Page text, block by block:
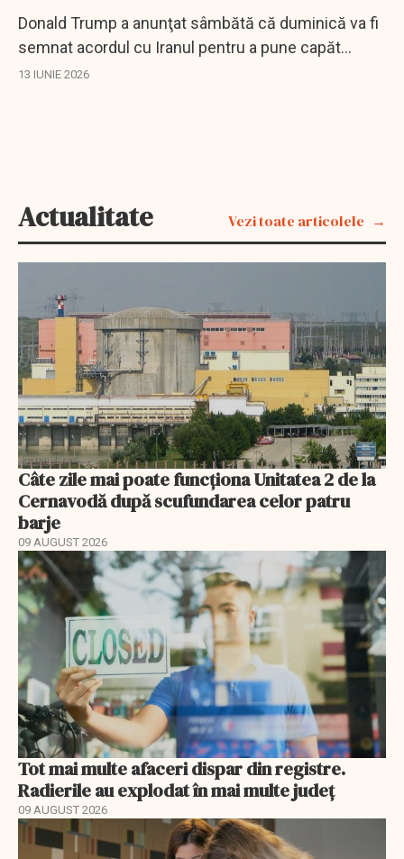
Donald Trump a anunţat sâmbătă că duminică va fi
semnat acordul cu Iranul pentru a pune capăt
războiului, ceea ce va permite redeschiderea
13 IUNIE 2026
Actualitate Vezi toate articolele
Câte zile mai poate funcționa Unitatea 2 de la
Cernavodă după scufundarea celor patru
barje
09 AUGUST 2026
Tot mai multe afaceri dispar din registre.
Radierile au explodat în mai multe județ
09 AUGUST 2026